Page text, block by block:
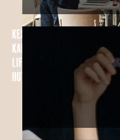
KESÄ HELSINGISSÄ LASTEN
KANSSA: LINNANMÄKI, SEA
LIFE JA MAJOITUS THE FOLKS
HOTEL KONEPAJALLA